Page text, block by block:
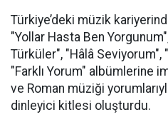
Türkiye’deki müzik
"Yollar Hasta Ben
Türküler", "Hâlâ
"Farklı Yorum" albümlerine
ve Roman müziği
dinleyici kitlesi oluşturdu.